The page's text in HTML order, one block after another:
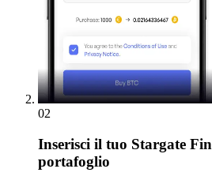
02
Inserisci il tuo Stargate
portafoglio